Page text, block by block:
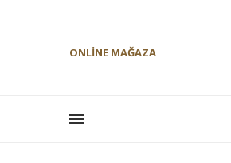
ONLINE MAĞAZA